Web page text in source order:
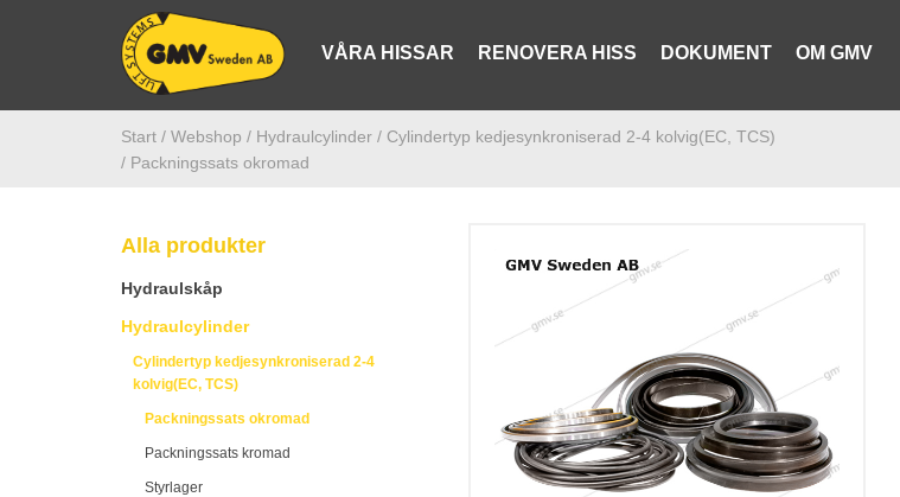
VÅRA HISSAR RENOVERA HISS DOKUMENT OM GMV
Start / Webshop / Hydraulcylinder / Cylindertyp kedjesynkroniserad 2-4 kolvig(EC, TCS)
/ Packningssats okromad
Alla produkter
Hydraulskåp
Hydraulcylinder
Cylindertyp kedjesynkroniserad 2-4
kolvig(EC, TCS)
Packningssats okromad
Packningssats kromad
Styrlager